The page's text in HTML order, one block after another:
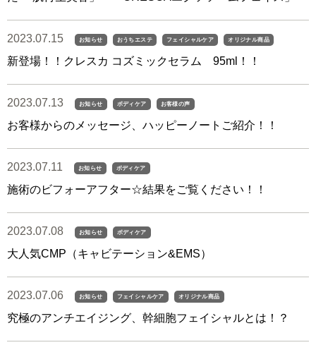
2023.07.15 お知らせ おうちエステ フェイシャルケア オリジナル商品
新登場！！クレスカ コズミックセラム 95ml！！
2023.07.13 お知らせ ボディケア お客様の声
お客様からのメッセージ、ハッピーノートご紹介！！
2023.07.11 お知らせ ボディケア
施術のビフォーアフター☆結果をご覧ください！！
2023.07.08 お知らせ ボディケア
大人気CMP（キャビテーション&EMS）
2023.07.06 お知らせ フェイシャルケア オリジナル商品
究極のアンチエイジング、幹細胞フェイシャルとは！？